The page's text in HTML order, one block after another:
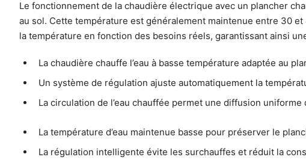
Le fonctionnement de la chaudière électrique avec un plancher
au sol. Cette température est généralement maintenue entre 30
la température en fonction des besoins réels, garantissant ainsi
La chaudière chauffe l’eau à basse température adaptée au
Un système de régulation ajuste automatiquement la
La circulation de l’eau chauffée permet une diffusion uniforme
La température d’eau maintenue basse pour préserver le
La régulation intelligente évite les surchauffes et réduit la